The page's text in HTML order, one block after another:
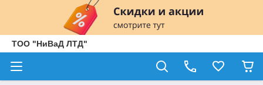
ТОО "НиВаД ЛТД"